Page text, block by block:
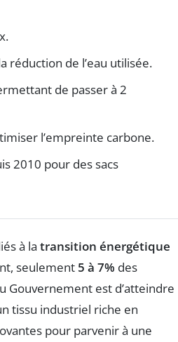
réduction de l’eau utilisée.
de passer à 2
l’empreinte carbone.
2010 pour des sacs
à la transition énergétique
seulement 5 à 7% des
Gouvernement est d’atteindre
tissu industriel riche en
pour parvenir à une